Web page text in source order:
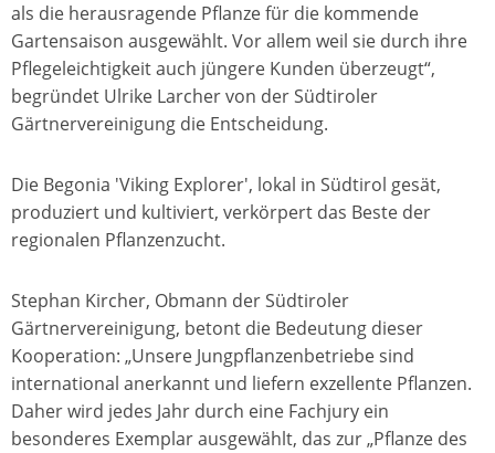
als die herausragende Pflanze für die kommende
Gartensaison ausgewählt. Vor allem weil sie durch ihre
Pflegeleichtigkeit auch jüngere Kunden überzeugt“,
begründet Ulrike Larcher von der Südtiroler
Gärtnervereinigung die Entscheidung.
Die Begonia 'Viking Explorer', lokal in Südtirol gesät,
produziert und kultiviert, verkörpert das Beste der
regionalen Pflanzenzucht.
Stephan Kircher, Obmann der Südtiroler
Gärtnervereinigung, betont die Bedeutung dieser
Kooperation: „Unsere Jungpflanzenbetriebe sind
international anerkannt und liefern exzellente Pflanzen.
Daher wird jedes Jahr durch eine Fachjury ein
besonderes Exemplar ausgewählt, das zur „Pflanze des